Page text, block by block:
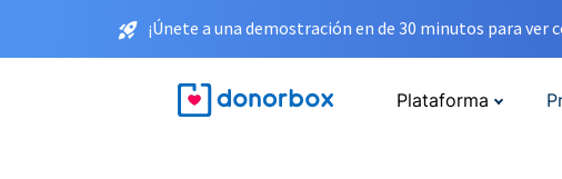
¡Únete a una demostración en de 30 minutos para
Plataforma